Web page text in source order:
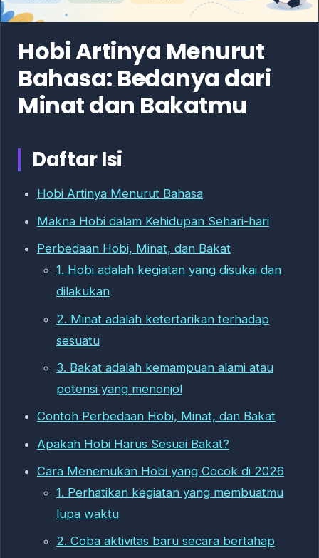
Hobi Artinya Menurut
Bahasa: Bedanya dari
Minat dan Bakatmu
Daftar Isi
Hobi Artinya Menurut Bahasa
Makna Hobi dalam Kehidupan Sehari-hari
Perbedaan Hobi, Minat, dan Bakat
1. Hobi adalah kegiatan yang disukai dan
dilakukan
2. Minat adalah ketertarikan terhadap
sesuatu
3. Bakat adalah kemampuan alami atau
potensi yang menonjol
Contoh Perbedaan Hobi, Minat, dan Bakat
Apakah Hobi Harus Sesuai Bakat?
Cara Menemukan Hobi yang Cocok di 2026
1. Perhatikan kegiatan yang membuatmu
lupa waktu
2. Coba aktivitas baru secara bertahap